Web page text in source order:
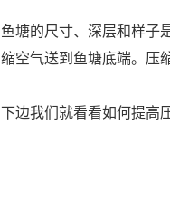
鱼塘的尺寸、深层和样子
缩空气送到鱼塘底端。压
下边我们就看看如何提高